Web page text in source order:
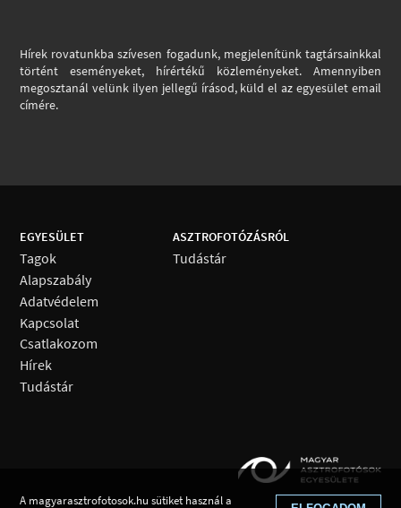
Hírek rovatunkba szívesen fogadunk, megjelenítünk tagtársainkkal
történt eseményeket, hírértékű közleményeket. Amennyiben
megosztanál velünk ilyen jellegű írásod, küld el az egyesület email
címére.
EGYESÜLET
Tagok
Alapszabály
Adatvédelem
Kapcsolat
Csatlakozom
Hírek
Tudástár
ASZTROFOTÓZÁSRÓL
Tudástár
A magyarasztrofotosok.hu sütiket használ a